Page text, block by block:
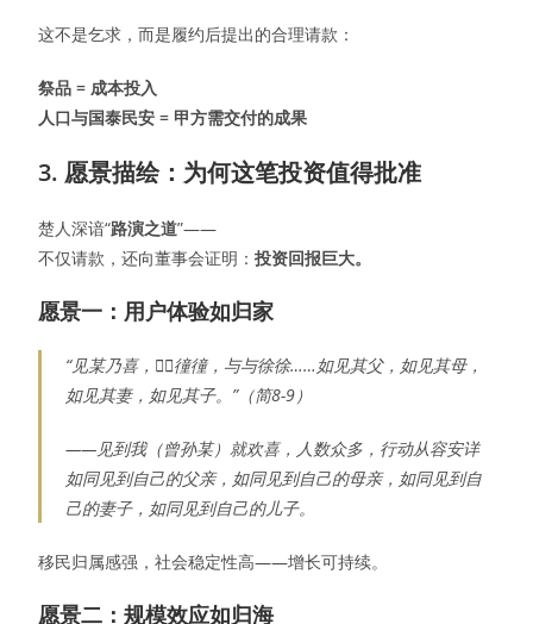
这不是乞求，而是履约后提出的合理请款：
祭品 = 成本投入
人口与国泰民安 = 甲方需交付的成果
3. 愿景描绘：为何这笔投资值得批准
楚人深谙“路演之道”——
不仅请款，还向董事会证明：投资回报巨大。
愿景一：用户体验如归家
“见某乃喜，𢕓𢕓徸徸，与与徐徐……如见其父，如见其母，
如见其妻，如见其子。”（简8-9）
——见到我（曾孙某）就欢喜，人数众多，行动从容安详
如同见到自己的父亲，如同见到自己的母亲，如同见到自
己的妻子，如同见到自己的儿子。
移民归属感强，社会稳定性高——增长可持续。
愿景二：规模效应如归海